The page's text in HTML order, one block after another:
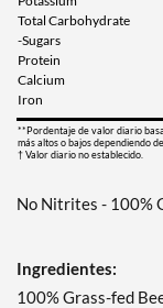
Total Carbohydrate
-Sugars
Protein
Calcium
Iron
**Pordentaje de valor diario
más altos o bajos dependiendo
† Valor diario no establecido.
No Nitrites - 100%
Ingredientes:
100% Grass-fed